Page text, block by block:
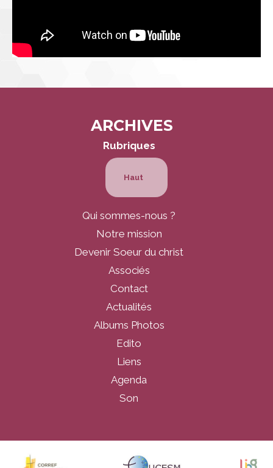
ARCHIVES
Rubriques
Haut
Qui sommes-nous ?
Notre mission
Devenir Soeur du christ
Associés
Contact
Actualités
Albums Photos
Edito
Liens
Agenda
Son